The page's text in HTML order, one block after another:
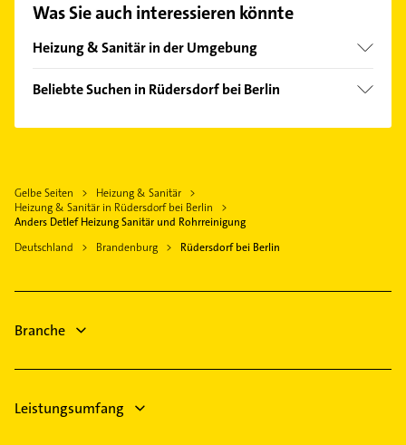
auswählen. Hier finden Sie alleKontaktdaten
Was Sie auch interessieren könnte
Heizung & Sanitär in der Umgebung
Woltersdorf bei Erkner
Erkner
Petershagen /Eggersdorf
Hoppegarten
Beliebte Suchen in Rüdersdorf bei Berlin
Rechtsanwalt
Steuerberater
Ärztehaus
Arzt
Gelbe Seiten
Heizung & Sanitär
Heizung & Sanitär in Rüdersdorf bei Berlin
Anders Detlef Heizung Sanitär und Rohrreinigung
Deutschland
Brandenburg Rüdersdorf bei Berlin
Branche
Leistungsumfang